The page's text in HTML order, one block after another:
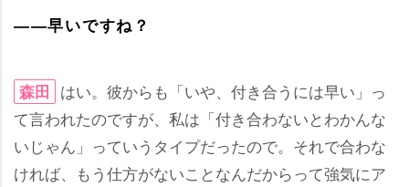
――早いですね？
森田 はい。彼からも「いや、付き合うには早い」っ
て言われたのですが、私は「付き合わないとわかんな
いじゃん」っていうタイプだったので。それで合わな
ければ、もう仕方がないことなんだからって強気にア